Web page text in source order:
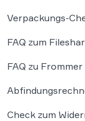
Verpackungs-
FAQ zum
FAQ zu Frommer
Check zum